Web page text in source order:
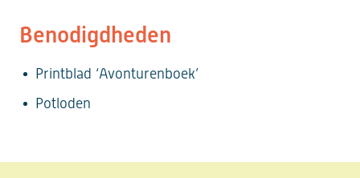
Benodigdheden
Printblad ‘Avonturenboek’
Potloden